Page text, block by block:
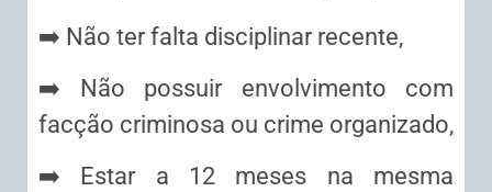
➡️ Não ter falta disciplinar recente,
➡️ Não possuir envolvimento com
facção criminosa ou crime organizado,
➡️ Estar a 12 meses na mesma